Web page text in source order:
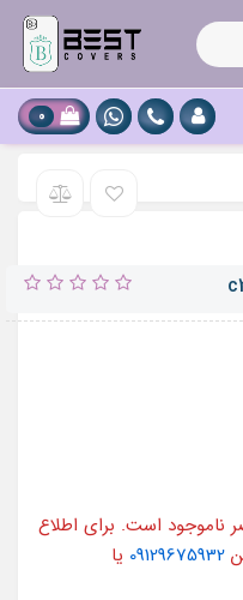
0
است. برای اطلاع
09129675932 یا